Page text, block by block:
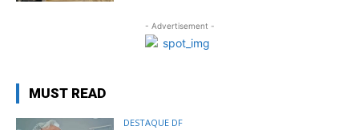
- Advertisement -
MUST READ
DESTAQUE DF